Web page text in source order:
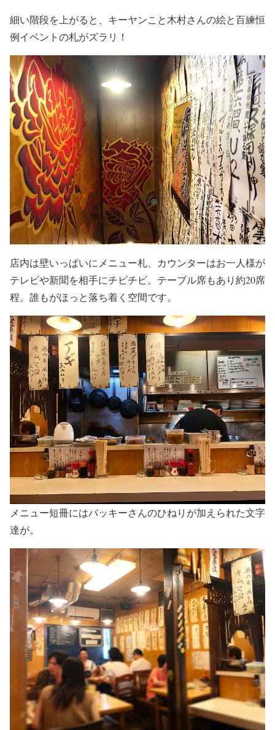
細い階段を上がると、キーヤンこと木村さんの絵と百練恒
例イベントの札がズラリ！
店内は壁いっぱいにメニュー札、カウンターはお一人様が
テレビや新聞を相手にチビチビ。テーブル席もあり約20席
程。誰もがほっと落ち着く空間です。
メニュー短冊にはバッキーさんのひねりが加えられた文字
達が。